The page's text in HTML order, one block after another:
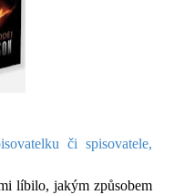
či spisovatele,
líbilo, jakým způsobem